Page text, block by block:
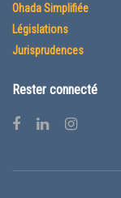
Ohada Simplifiée
Législations
Jurisprudences
Rester connecté